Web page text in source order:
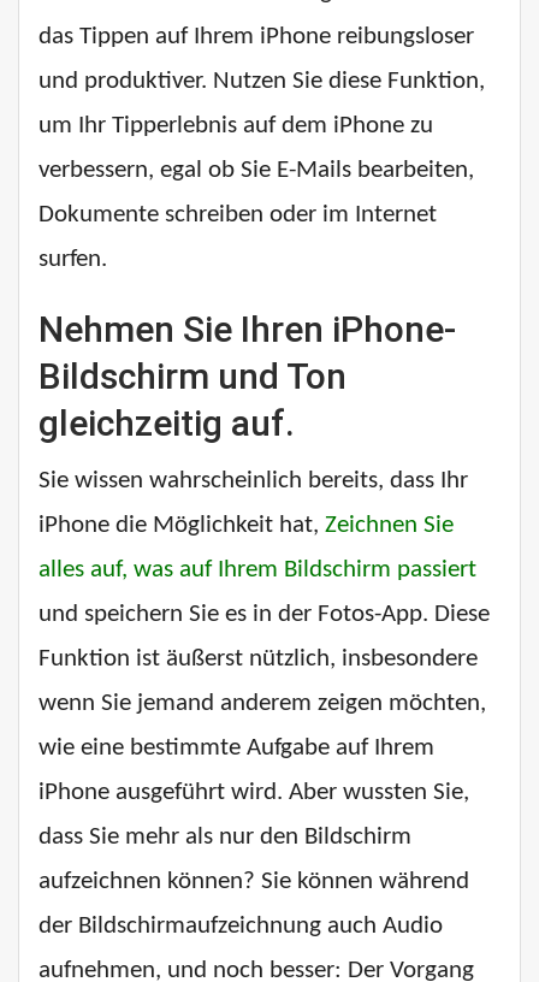
das Tippen auf Ihrem iPhone reibungsloser
und produktiver. Nutzen Sie diese Funktion,
um Ihr Tipperlebnis auf dem iPhone zu
verbessern, egal ob Sie E-Mails bearbeiten,
Dokumente schreiben oder im Internet
surfen.
Nehmen Sie Ihren iPhone-
Bildschirm und Ton
gleichzeitig auf.
Sie wissen wahrscheinlich bereits, dass Ihr
iPhone die Möglichkeit hat, Zeichnen Sie
alles auf, was auf Ihrem Bildschirm passiert
und speichern Sie es in der Fotos-App. Diese
Funktion ist äußerst nützlich, insbesondere
wenn Sie jemand anderem zeigen möchten,
wie eine bestimmte Aufgabe auf Ihrem
iPhone ausgeführt wird. Aber wussten Sie,
dass Sie mehr als nur den Bildschirm
aufzeichnen können? Sie können während
der Bildschirmaufzeichnung auch Audio
aufnehmen, und noch besser: Der Vorgang